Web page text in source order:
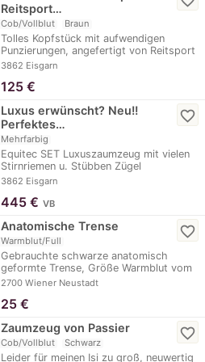
Reitsport…
Cob/Vollblut Braun
Tolles Kopfstück mit aufwendigen
Punzierungen, angefertigt von Reitsport
Kandern.…
3862 Eisgarn
125 €
Luxus erwünscht? Neu!!
Perfektes…
Mehrfarbig
Equitec SET Luxuszaumzeug mit vielen
Stirnriemen u. Stübben Zügel
Beschreibung Von…
3862 Eisgarn
favorite_border
445 € VB
Anatomische Trense
Warmblut/Full
Gebrauchte schwarze anatomisch
geformte Trense, Größe Warmblut vom
Krämer
2700 Wiener Neustadt
favorite_border
25 €
Zaumzeug von Passier
Cob/Vollblut Schwarz
Leider für meinen Isi zu groß, neuwertig
favorite_border